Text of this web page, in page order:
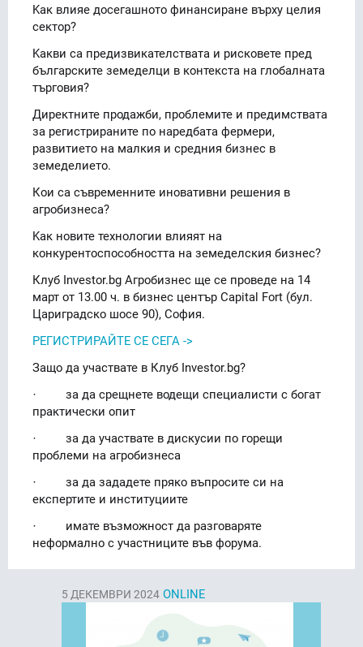
Kак влияе досегашното финансиране върху целия
сектор?
Kакви са предизвикателствата и рисковете пред
българските земеделци в контекста на глобалната
търговия?
Директните продажби, проблемите и предимствата
за регистрираните по наредбата фермери,
развитието на малкия и средния бизнес в
земеделието.
Кои са съвременните иновативни решения в
агробизнеса?
Kак новите технологии влияят на
конкурентоспособността на земеделския бизнес?
Клуб Investor.bg Агробизнес ще се проведе на 14
март от 13.00 ч. в бизнес център Capital Fort (бул.
Цариградско шосе 90), София.
РЕГИСТРИРАЙТЕ СЕ СЕГА ->
Защо да участвате в Клуб Investor.bg?
· за да срещнете водещи специалисти с богат
практически опит
· за да участвате в дискусии по горещи
проблеми на агробизнеса
· за да зададете пряко въпросите си на
експертите и институциите
· имате възможност да разговаряте
неформално с участниците във форума.
5 ДЕКЕМВРИ 2024 ONLINE